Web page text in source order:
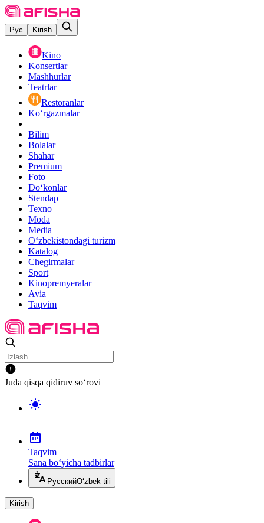
Рус Kirish
Kino
Konsertlar
Mashhurlar
Teatrlar
Restoranlar
Ko‘rgazmalar
Bilim
Bolalar
Shahar
Premium
Foto
Do‘konlar
Stendap
Texno
Moda
Media
O‘zbekistondagi turizm
Katalog
Chegirmalar
Sport
Kinopremyeralar
Avia
Taqvim
Juda qisqa qidiruv so‘rovi
Taqvim
Sana bo‘yicha tadbirlar
РусскийO‘zbek tili
Kirish